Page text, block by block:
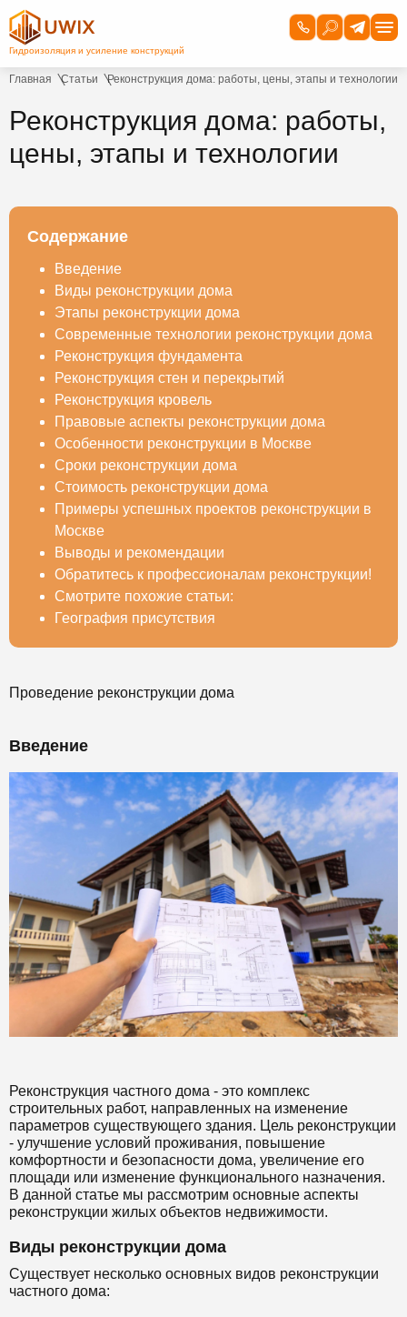
Главная Статьи Реконструкция дома: работы, цены, этапы и технологии
Реконструкция дома: работы,
цены, этапы и технологии
Содержание
Введение
Виды реконструкции дома
Этапы реконструкции дома
Современные технологии реконструкции дома
Реконструкция фундамента
Реконструкция стен и перекрытий
Реконструкция кровель
Правовые аспекты реконструкции дома
Особенности реконструкции в Москве
Сроки реконструкции дома
Стоимость реконструкции дома
Примеры успешных проектов реконструкции в
Москве
Выводы и рекомендации
Обратитесь к профессионалам реконструкции!
Смотрите похожие статьи:
География присутствия
Проведение реконструкции дома
Введение
Реконструкция частного дома - это комплекс
строительных работ, направленных на изменение
параметров существующего здания. Цель реконструкции
- улучшение условий проживания, повышение
комфортности и безопасности дома, увеличение его
площади или изменение функционального назначения.
В данной статье мы рассмотрим основные аспекты
реконструкции жилых объектов недвижимости.
Виды реконструкции дома
Существует несколько основных видов реконструкции
частного дома: